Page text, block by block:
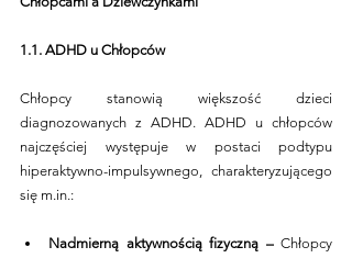
1.1. ADHD u Chłopców
Chłopcy stanowią większość dzieci
diagnozowanych z ADHD. ADHD u chłopców
najczęściej występuje w postaci podtypu
hiperaktywno-impulsywnego, charakteryzującego
się m.in.:
Nadmierną aktywnością fizyczną – Chłopcy